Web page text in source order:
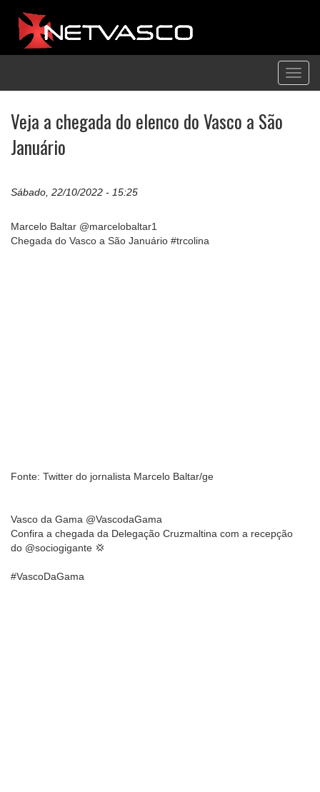
Veja a chegada do elenco do Vasco a São
Januário
Sábado, 22/10/2022 - 15:25
Marcelo Baltar @marcelobaltar1
Chegada do Vasco a São Januário #trcolina
Fonte: Twitter do jornalista Marcelo Baltar/ge
Vasco da Gama @VascodaGama
Confira a chegada da Delegação Cruzmaltina com a recepção
do @sociogigante 💢
#VascoDaGama